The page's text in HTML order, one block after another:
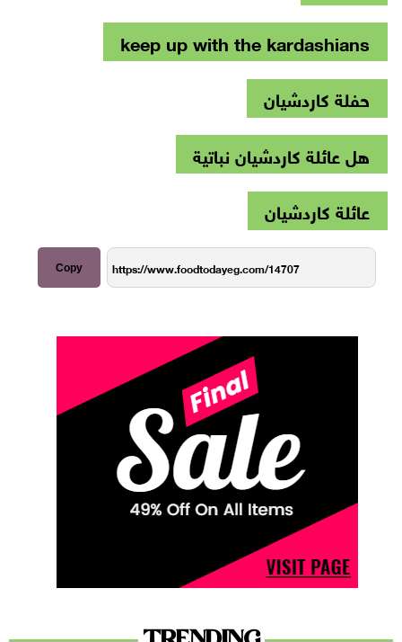
keep up with the kardashians
حفلة كاردشيان
هل عائلة كاردشيان نباتية
عائلة كاردشيان
Copy